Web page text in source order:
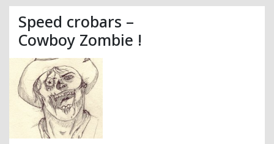
Speed crobars –
Cowboy Zombie !